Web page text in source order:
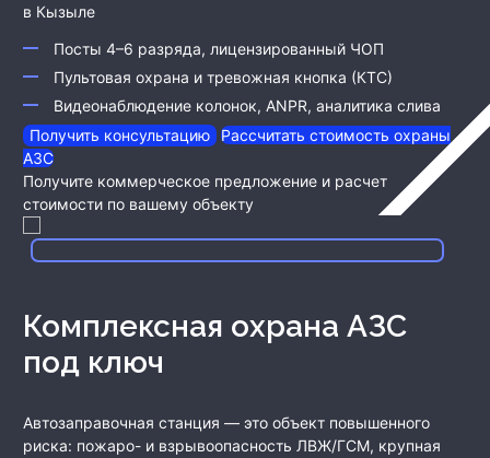
в Кызыле
Посты 4–6 разряда, лицензированный ЧОП
Пультовая охрана и тревожная кнопка (КТС)
Видеонаблюдение колонок, ANPR, аналитика слива
Получить консультацию Рассчитать стоимость охраны
АЗС
Получите коммерческое предложение и расчет
стоимости по вашему объекту
Комплексная охрана АЗС
под ключ
Автозаправочная станция — это объект повышенного
риска: пожаро- и взрывоопасность ЛВЖ/ГСМ, крупная